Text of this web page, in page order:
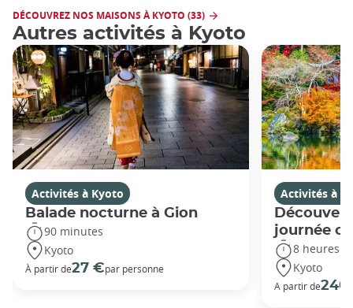
DÉCOUVREZ NOS MAISONS À KYOTO (33)
Autres activités à Kyoto
Activités à Kyoto
Balade nocturne à Gion
90 minutes
Kyoto
À partir de27 €par personne
Activités à
journée
8 heures
Kyoto
A partir de240